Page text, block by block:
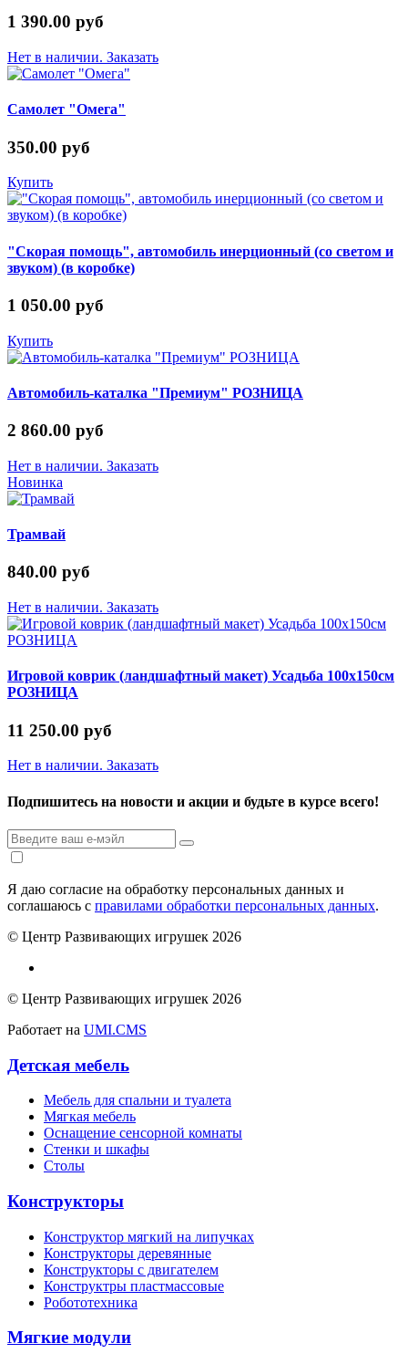
1 390.00 руб
Нет в наличии. Заказать
Самолет "Омега"
350.00 руб
Купить
"Скорая помощь", автомобиль инерционный (со светом и
звуком) (в коробке)
1 050.00 руб
Купить
Автомобиль-каталка "Премиум" РОЗНИЦА
2 860.00 руб
Нет в наличии. Заказать
Новинка
Трамвай
840.00 руб
Нет в наличии. Заказать
Игровой коврик (ландшафтный макет) Усадьба 100х150см
РОЗНИЦА
11 250.00 руб
Нет в наличии. Заказать
Подпишитесь на новости и акции и будьте в курсе всего!
Я даю согласие на обработку персональных данных и
соглашаюсь с правилами обработки персональных данных.
© Центр Развивающих игрушек 2026
© Центр Развивающих игрушек 2026
Работает на UMI.CMS
Детская мебель
Мебель для спальни и туалета
Мягкая мебель
Оснащение сенсорной комнаты
Стенки и шкафы
Столы
Конструкторы
Конструктор мягкий на липучках
Конструкторы деревянные
Конструкторы с двигателем
Конструктры пластмассовые
Робототехника
Мягкие модули